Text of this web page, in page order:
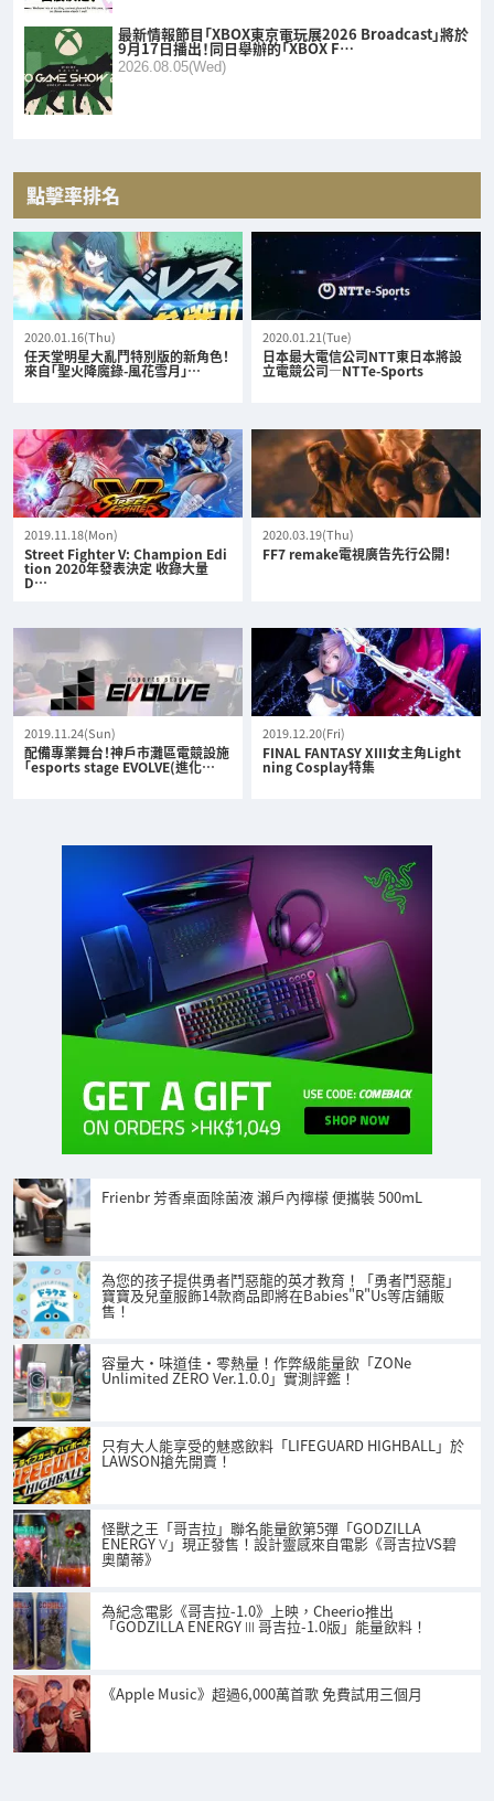
最新情報節目「XBOX東京電玩展2026 Broadcast」將於
9月17日播出！同日舉辦的「XBOX F…
2026.08.05(Wed)
點擊率排名
2020.01.16(Thu)
任天堂明星大亂鬥特別版的新角色！
來自「聖火降魔錄-風花雪月」…
2020.01.21(Tue)
日本最大電信公司NTT東日本將設
立電競公司—NTTe-Sports
2019.11.18(Mon)
Street Fighter V: Champion Edi
tion 2020年發表決定 收錄大量
D…
2020.03.19(Thu)
FF7 remake電視廣告先行公開！
2019.11.24(Sun)
配備專業舞台！神戶市灘區電競設施
「esports stage EVOLVE(進化…
2019.12.20(Fri)
FINAL FANTASY XIII女主角Light
ning Cosplay特集
Frienbr 芳香桌面除菌液 瀨戶內檸檬 便攜裝 500mL
為您的孩子提供勇者鬥惡龍的英才教育！「勇者鬥惡龍」
寶寶及兒童服飾14款商品即將在Babies"R"Us等店鋪販
售！
容量大・味道佳・零熱量！作弊級能量飲「ZONe
Unlimited ZERO Ver.1.0.0」實測評鑑！
只有大人能享受的魅惑飲料「LIFEGUARD HIGHBALL」於
LAWSON搶先開賣！
怪獸之王「哥吉拉」聯名能量飲第5彈「GODZILLA
ENERGY Ⅴ」現正發售！設計靈感來自電影《哥吉拉VS碧
奧蘭蒂》
為紀念電影《哥吉拉-1.0》上映，Cheerio推出
「GODZILLA ENERGY Ⅲ 哥吉拉-1.0版」能量飲料！
《Apple Music》超過6,000萬首歌 免費試用三個月